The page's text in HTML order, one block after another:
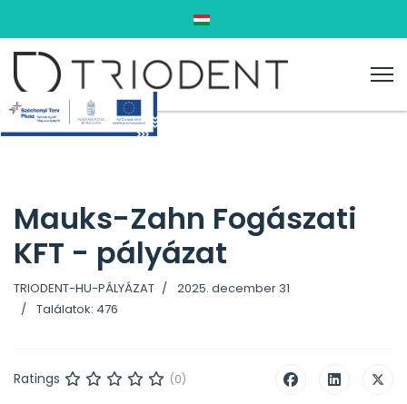
Válasszon nyelvet
Mauks-Zahn Fogászati
KFT - pályázat
TRIODENT-HU-PÁLYÁZAT
2025. december 31
Találatok: 476
Ratings (0)